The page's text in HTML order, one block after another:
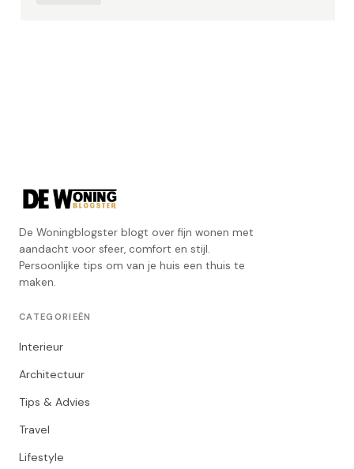
De Woningblogster blogt over fijn wonen met
aandacht voor sfeer, comfort en stijl.
Persoonlijke tips om van je huis een thuis te
maken.
CATEGORIEËN
Interieur
Architectuur
Tips & Advies
Travel
Lifestyle